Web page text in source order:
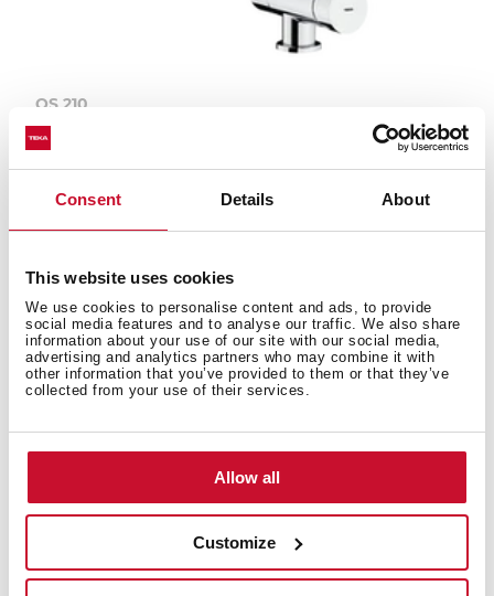
Consent Details About
This website uses cookies
We use cookies to personalise content and ads, to provide
social media features and to analyse our traffic. We also share
information about your use of our site with our social media,
advertising and analytics partners who may combine it with
other information that you’ve provided to them or that they’ve
collected from your use of their services.
Allow all
Customize
OS 210
Кухонний змішувач 2 в 1 - для проточної та
фільтрованої...